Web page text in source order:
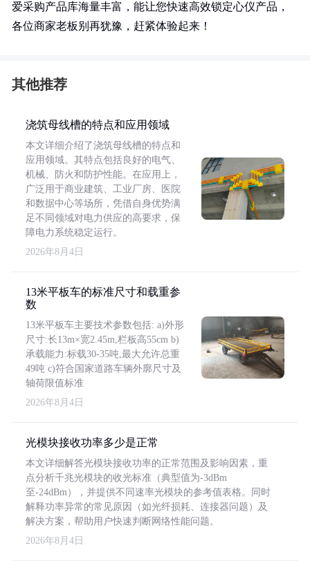
爱采购产品库海量丰富，能让您快速高效锁定心仪产品，
各位商家老板别再犹豫，赶紧体验起来！
其他推荐
浇筑母线槽的特点和应用领域
本文详细介绍了浇筑母线槽的特点和
应用领域。其特点包括良好的电气、
机械、防火和防护性能。在应用上，
广泛用于商业建筑、工业厂房、医院
和数据中心等场所，凭借自身优势满
足不同领域对电力供应的高要求，保
障电力系统稳定运行。
2026年8月4日
13米平板车的标准尺寸和载重参
数
13米平板车主要技术参数包括: a)外形
尺寸:长13m×宽2.45m,栏板高55cm b)
承载能力:标载30-35吨,最大允许总重
49吨 c)符合国家道路车辆外廓尺寸及
轴荷限值标准
2026年8月4日
光模块接收功率多少是正常
本文详细解答光模块接收功率的正常范围及影响因素，重
点分析千兆光模块的收光标准（典型值为-3dBm
至-24dBm），并提供不同速率光模块的参考值表格。同时
解释功率异常的常见原因（如光纤损耗、连接器问题）及
解决方案，帮助用户快速判断网络性能问题。
2026年8月4日